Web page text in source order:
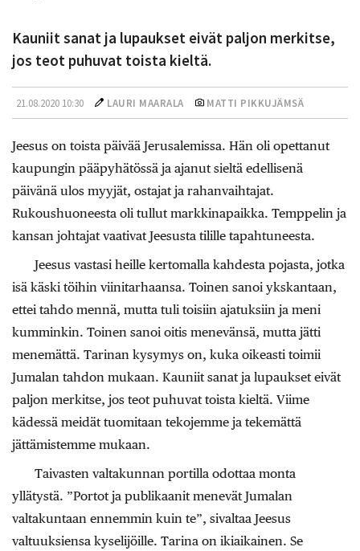
Kauniit sanat ja lupaukset eivät paljon merkitse,
jos teot puhuvat toista kieltä.
21.08.2020 10:30 LAURI MAARALA MATTI PIKKUJÄMSÄ
Jeesus on toista päivää Jerusalemissa. Hän oli opettanut
kaupungin pääpyhätössä ja ajanut sieltä edellisenä
päivänä ulos myyjät, ostajat ja rahanvaihtajat.
Rukoushuoneesta oli tullut markkinapaikka. Temppelin ja
kansan johtajat vaativat Jeesusta tilille tapahtuneesta.
Jeesus vastasi heille kertomalla kahdesta pojasta, jotka
isä käski töihin viinitarhaansa. Toinen sanoi ykskantaan,
ettei tahdo mennä, mutta tuli toisiin ajatuksiin ja meni
kumminkin. Toinen sanoi oitis menevänsä, mutta jätti
menemättä. Tarinan kysymys on, kuka oikeasti toimii
Jumalan tahdon mukaan. Kauniit sanat ja lupaukset eivät
paljon merkitse, jos teot puhuvat toista kieltä. Viime
kädessä meidät tuomitaan tekojemme ja tekemättä
jättämistemme mukaan.
Taivasten valtakunnan portilla odottaa monta
yllätystä. ”Portot ja publikaanit menevät Jumalan
valtakuntaan ennemmin kuin te”, sivaltaa Jeesus
valtuuksiensa kyselijöille. Tarina on ikiaikainen. Se